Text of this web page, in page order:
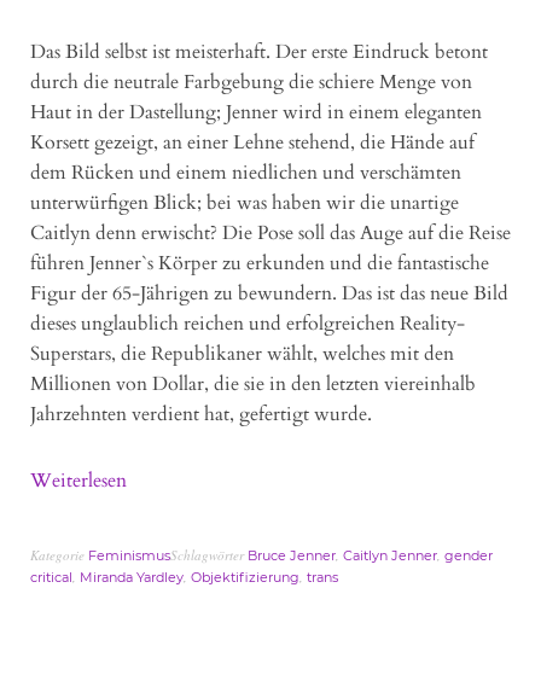
Das Bild selbst ist meisterhaft. Der erste Eindruck betont
durch die neutrale Farbgebung die schiere Menge von
Haut in der Dastellung; Jenner wird in einem eleganten
Korsett gezeigt, an einer Lehne stehend, die Hände auf
dem Rücken und einem niedlichen und verschämten
unterwürfigen Blick; bei was haben wir die unartige
Caitlyn denn erwischt? Die Pose soll das Auge auf die Reise
führen Jenner`s Körper zu erkunden und die fantastische
Figur der 65-Jährigen zu bewundern. Das ist das neue Bild
dieses unglaublich reichen und erfolgreichen Reality-
Superstars, die Republikaner wählt, welches mit den
Millionen von Dollar, die sie in den letzten viereinhalb
Jahrzehnten verdient hat, gefertigt wurde.
Weiterlesen
Kategorie FeminismusSchlagwörter Bruce Jenner Caitlyn Jenner gender
critical Miranda Yardley Objektifizierung trans